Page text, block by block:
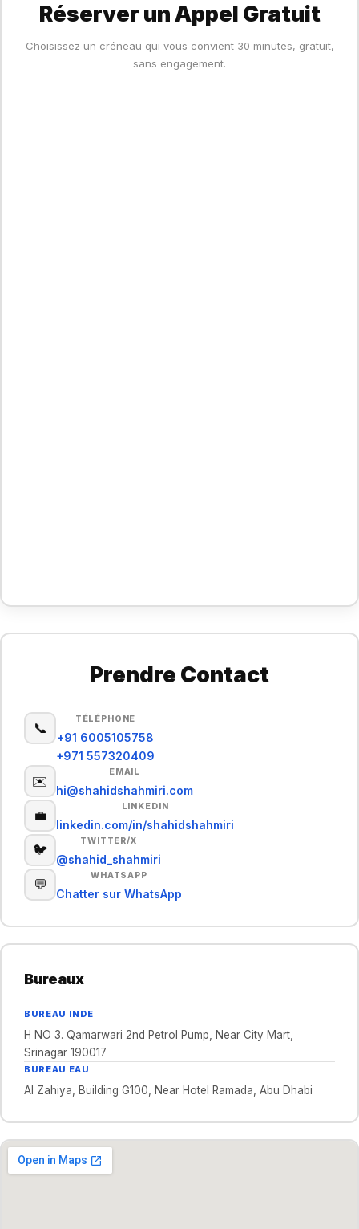
Prendre Contact
📞
TÉLÉPHONE
+91 6005105758
+971 557320409
✉️
EMAIL
hi@shahidshahmiri.com
💼
LINKEDIN
linkedin.com/in/shahidshahmiri
🐦
TWITTER/X
@shahid_shahmiri
💬
WHATSAPP
Chatter sur WhatsApp
Bureaux
BUREAU INDE
H NO 3. Qamarwari 2nd Petrol Pump, Near City Mart,
Srinagar 190017
BUREAU EAU
Al Zahiya, Building G100, Near Hotel Ramada, Abu Dhabi
Réserver un Appel Gratuit
Choisissez un créneau qui vous convient 30 minutes, gratuit,
sans engagement.